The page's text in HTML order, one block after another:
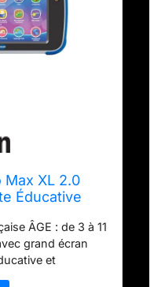
Max XL 2.0
Éducative
ÂGE : de 3 à 11
grand écran
et